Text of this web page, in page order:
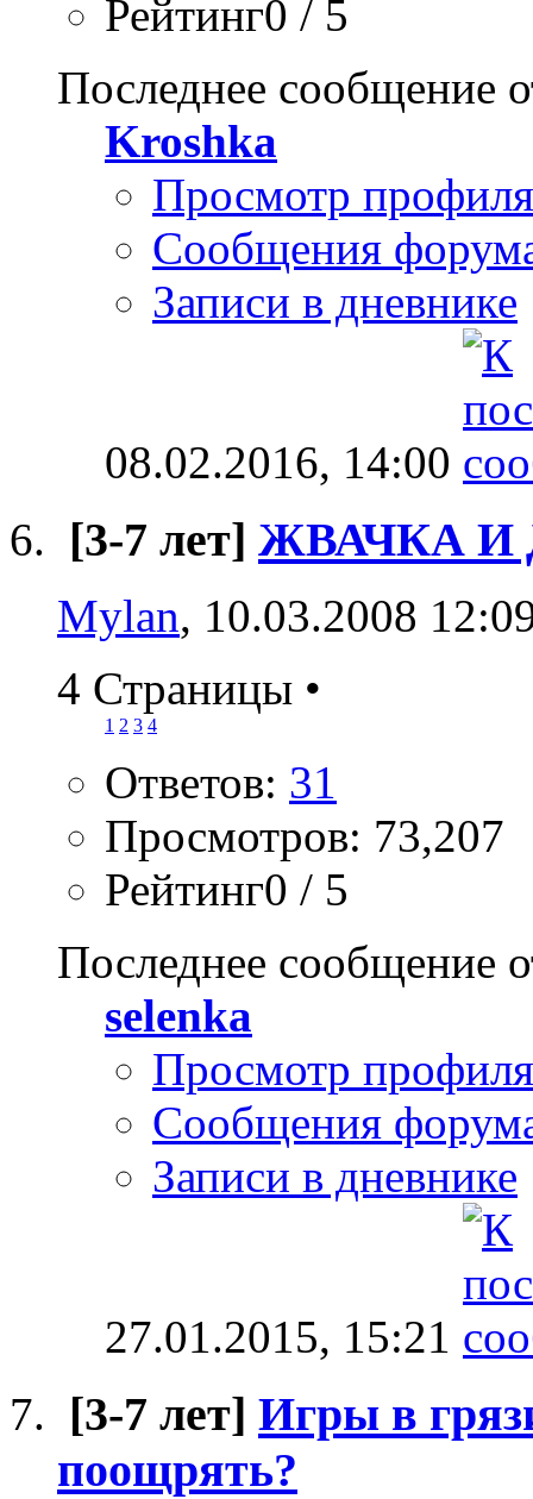
Рейтинг0 / 5
Последнее сообщение
Kroshka
Просмотр профиля
Сообщения
Записи в дневнике
08.02.2016, 14:00
[3-7 лет] ЖВАЧКА И
Mylan, 10.03.2008
4 Страницы •
1 2 3 4
Ответов: 31
Просмотров: 73,207
Рейтинг0 / 5
Последнее сообщение
selenka
Просмотр профиля
Сообщения
Записи в дневнике
27.01.2015, 15:21
[3-7 лет] Игры в
поощрять?